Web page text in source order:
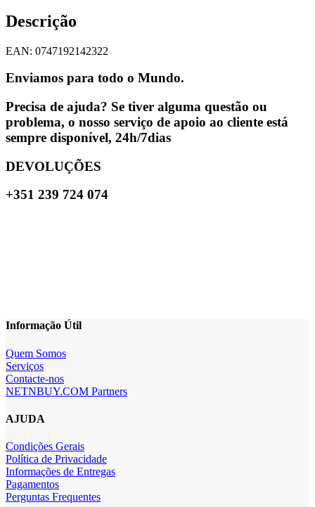
Descrição
EAN: 0747192142322
Enviamos para todo o Mundo.
Precisa de ajuda? Se tiver alguma questão ou
problema, o nosso serviço de apoio ao cliente está
sempre disponível, 24h/7dias
DEVOLUÇÕES
+351 239 724 074
Informação Útil
Quem Somos
Serviços
Contacte-nos
NETNBUY.COM Partners
AJUDA
Condições Gerais
Política de Privacidade
Informações de Entregas
Pagamentos
Perguntas Frequentes